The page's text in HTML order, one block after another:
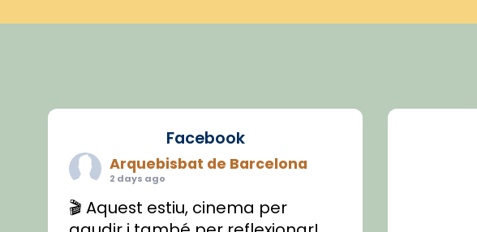
Facebook
Arquebisbat de Barcelona
2 days ago
🎬 Aquest estiu, cinema per